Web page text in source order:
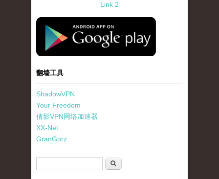
Link 2
standard-icon-googleplay-app-store.png
翻墙工具
ShadowVPN
Your Freedom
倩影VPN网络加速器
XX-Net
GranGorz
搜索